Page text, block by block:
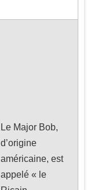
Le Major Bob,
d’origine
américaine, est
appelé « le